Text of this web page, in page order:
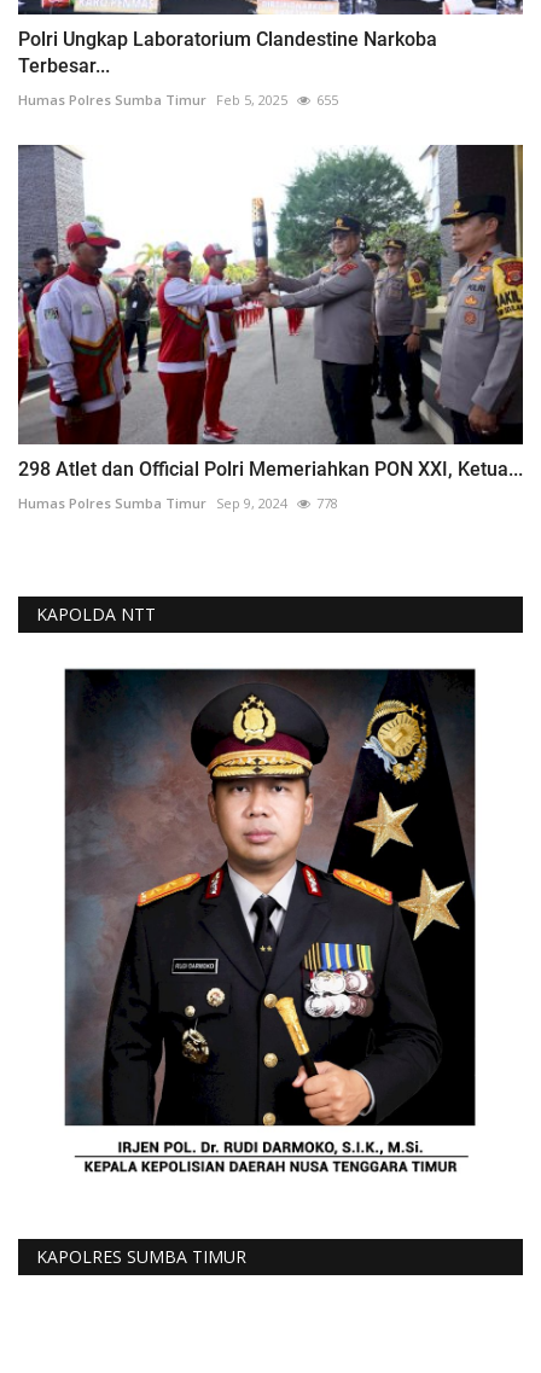
Polri Ungkap Laboratorium Clandestine Narkoba
Terbesar...
Humas Polres Sumba Timur Feb 5, 2025 655
298 Atlet dan Official Polri Memeriahkan PON XXI, Ketua...
Humas Polres Sumba Timur Sep 9, 2024 778
KAPOLDA NTT
KAPOLRES SUMBA TIMUR